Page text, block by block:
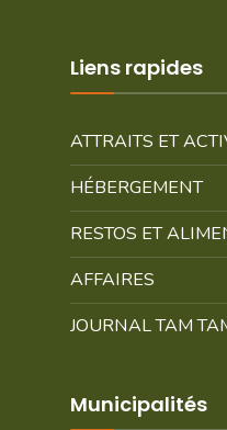
Liens rapides
ATTRAITS ET
HÉBERGEMENT
RESTOS ET
AFFAIRES
JOURNAL TAM
Municipalités